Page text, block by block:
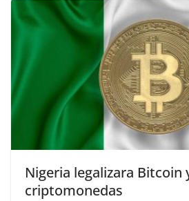
Nigeria legalizara Bitcoin
criptomonedas